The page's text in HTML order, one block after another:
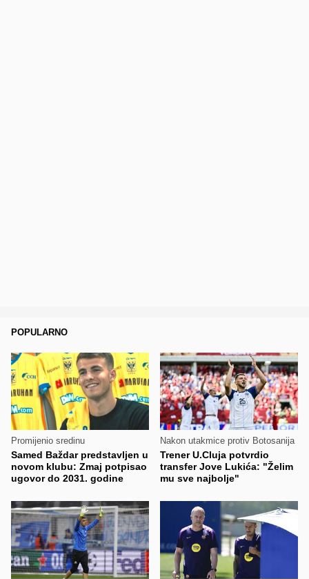
POPULARNO
Promijenio sredinu
Samed Baždar predstavljen u
novom klubu: Zmaj potpisao
ugovor do 2031. godine
Nakon utakmice protiv Botosanija
Trener U.Cluja potvrdio
transfer Jove Lukića: "Želim
mu sve najbolje"